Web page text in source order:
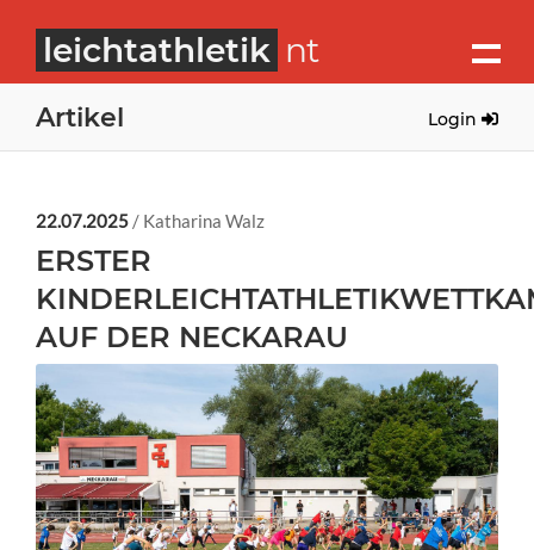
leichtathletik nt
Artikel Login
22.07.2025 / Katharina Walz
ERSTER
AUF DER NECKARAU